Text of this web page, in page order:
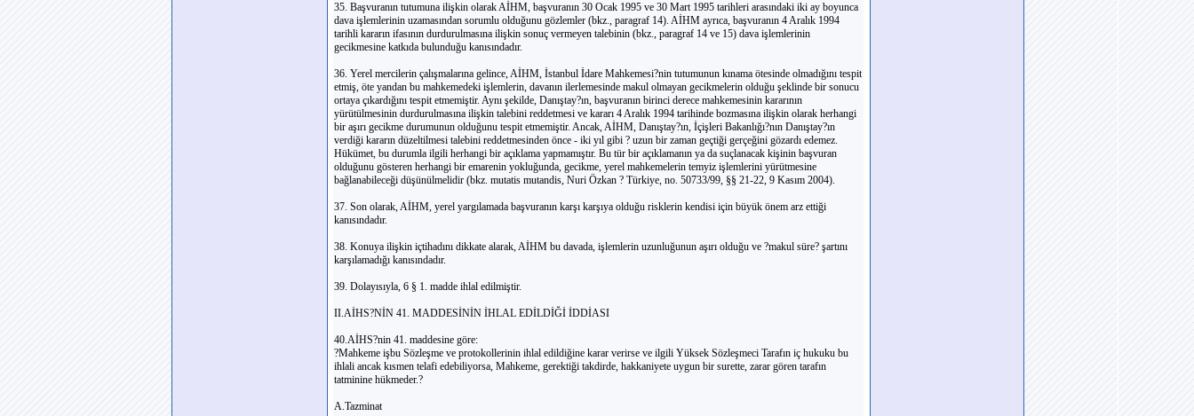
35. Başvuranın tutumuna ilişkin olarak AİHM, başvuranın 30 Ocak 1995 ve 30 Mart 1995 tarihleri arasındaki iki ay boyunca
dava işlemlerinin uzamasından sorumlu olduğunu gözlemler (bkz., paragraf 14). AİHM ayrıca, başvuranın 4 Aralık 1994
tarihli kararın ifasının durdurulmasına ilişkin sonuç vermeyen talebinin (bkz., paragraf 14 ve 15) dava işlemlerinin
gecikmesine katkıda bulunduğu kanısındadır.
36. Yerel mercilerin çalışmalarına gelince, AİHM, İstanbul İdare Mahkemesi?nin tutumunun kınama ötesinde olmadığını tespit
etmiş, öte yandan bu mahkemedeki işlemlerin, davanın ilerlemesinde makul olmayan gecikmelerin olduğu şeklinde bir sonucu
ortaya çıkardığını tespit etmemiştir. Aynı şekilde, Danıştay?ın, başvuranın birinci derece mahkemesinin kararının
yürütülmesinin durdurulmasına ilişkin talebini reddetmesi ve kararı 4 Aralık 1994 tarihinde bozmasına ilişkin olarak herhangi
bir aşırı gecikme durumunun olduğunu tespit etmemiştir. Ancak, AİHM, Danıştay?ın, İçişleri Bakanlığı?nın Danıştay?ın
verdiği kararın düzeltilmesi talebini reddetmesinden önce - iki yıl gibi ? uzun bir zaman geçtiği gerçeğini gözardı edemez.
Hükümet, bu durumla ilgili herhangi bir açıklama yapmamıştır. Bu tür bir açıklamanın ya da suçlanacak kişinin başvuran
olduğunu gösteren herhangi bir emarenin yokluğunda, gecikme, yerel mahkemelerin temyiz işlemlerini yürütmesine
bağlanabileceği düşünülmelidir (bkz. mutatis mutandis, Nuri Özkan ? Türkiye, no. 50733/99, §§ 21-22, 9 Kasım 2004).
37. Son olarak, AİHM, yerel yargılamada başvuranın karşı karşıya olduğu risklerin kendisi için büyük önem arz ettiği
kanısındadır.
38. Konuya ilişkin içtihadını dikkate alarak, AİHM bu davada, işlemlerin uzunluğunun aşırı olduğu ve ?makul süre? şartını
karşılamadığı kanısındadır.
39. Dolayısıyla, 6 § 1. madde ihlal edilmiştir.
II.AİHS?NİN 41. MADDESİNİN İHLAL EDİLDİĞİ İDDİASI
40.AİHS?nin 41. maddesine göre:
?Mahkeme işbu Sözleşme ve protokollerinin ihlal edildiğine karar verirse ve ilgili Yüksek Sözleşmeci Tarafın iç hukuku bu
ihlali ancak kısmen telafi edebiliyorsa, Mahkeme, gerektiği takdirde, hakkaniyete uygun bir surette, zarar gören tarafın
tatminine hükmeder.?
A.Tazminat